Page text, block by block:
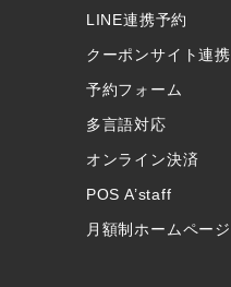
LINE連携予約
クーポンサイト連携
予約フォーム
多言語対応
オンライン決済
POS A’staff
月額制ホームページ